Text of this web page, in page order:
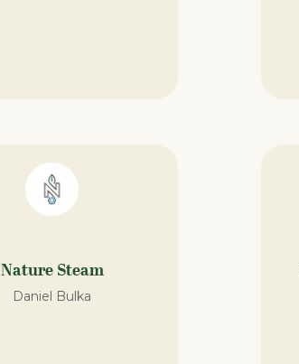
Nature Steam
Daniel Bulka